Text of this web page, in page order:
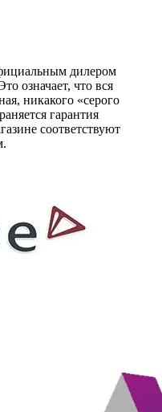
дилером
означает, что вся
никакого «серого
гарантия
соответствуют